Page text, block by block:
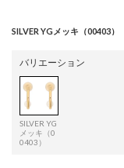
SILVER YGメッキ（00403）
バリエーション
SILVER YG
メッキ（0
0403）